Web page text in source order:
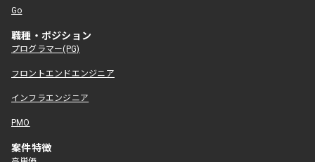
Go
職種・ポジション
プログラマー(PG)
フロントエンドエンジニア
インフラエンジニア
PMO
案件特徴